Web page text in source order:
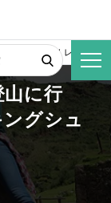
登山に行く！レディー
山に行
グシュ